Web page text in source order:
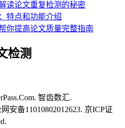
读论文重复检测的秘密
特点和功能介绍
你提高论文质量完整指南
检测
智齿数汇.
安备11010802012623. 京ICP证